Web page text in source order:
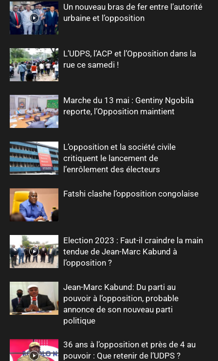
Un nouveau bras de fer entre l’autorité
urbaine et l’opposition
L’UDPS, l’ACP et l’Opposition dans la
rue ce samedi !
Marche du 13 mai : Gentiny Ngobila
reporte, l’Opposition maintient
L’opposition et la société civile
critiquent le lancement de
l’enrôlement des électeurs
Fatshi clashe l’opposition congolaise
Election 2023 : Faut-il craindre la main
tendue de Jean-Marc Kabund à
l’opposition ?
Jean-Marc Kabund: Du parti au
pouvoir à l’opposition, probable
annonce de son nouveau parti
politique
36 ans à l’opposition et près de 4 au
pouvoir : Que retenir de l’UDPS ?